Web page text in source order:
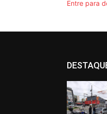
Entre para